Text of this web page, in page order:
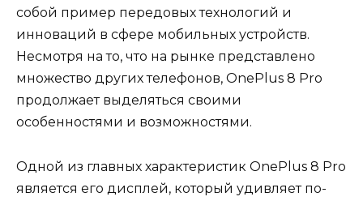
собой пример передовых технологий и
инноваций в сфере мобильных устройств.
Несмотря на то, что на рынке представлено
множество других телефонов, OnePlus 8 Pro
продолжает выделяться своими
особенностями и возможностями.
Одной из главных характеристик OnePlus 8 Pro
является его дисплей, который удивляет по-